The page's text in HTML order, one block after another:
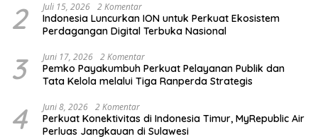
2 Juli 15, 2026 2 Komentar
Indonesia Luncurkan ION untuk Perkuat Ekosistem
Perdagangan Digital Terbuka Nasional
3 Juni 17, 2026 2 Komentar
Pemko Payakumbuh Perkuat Pelayanan Publik dan
Tata Kelola melalui Tiga Ranperda Strategis
4 Juni 8, 2026 2 Komentar
Perkuat Konektivitas di Indonesia Timur, MyRepublic Air
Perluas Jangkauan di Sulawesi